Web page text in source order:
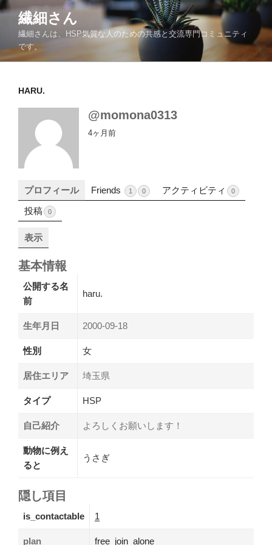
コ
ン
ツ
繊細さん
繊細さんは、HSP気質な人のための共感と交流専門コミュニティ
です。
HARU.
@momona0313
4ヶ月前
プロフィール Friends 1 0 アクティビティ 0
投稿 0
表示
基本情報
公開する名
前
haru.
生年月日 2000-09-18
性別 女
居住エリア 埼玉県
タイプ HSP
自己紹介 よろしくお願いします！
動物に例え
ると
うさぎ
隠し項目
is_contactable 1
plan free_join_alone